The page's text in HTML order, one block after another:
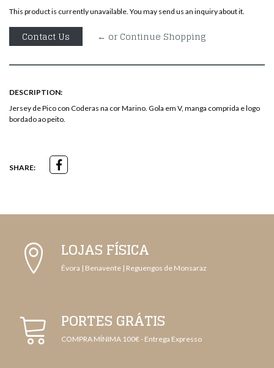
This product is currently unavailable. You may send us an inquiry about it.
Contact Us ← or Continue Shopping
DESCRIPTION:
Jersey de Pico con Coderas na cor Marino. Gola em V, manga comprida e logo
bordado ao peito.
SHARE:
LOJAS FÍSICA
Évora | Benavente | Reguengos de Monsaraz
PORTES GRÁTIS
COMPRA MÍNIMA 100€ - Entrega Expresso